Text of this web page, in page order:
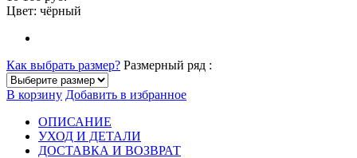
Цвет: чёрный
Как выбрать размер? Размерный ряд :
В корзину Добавить в избранное
ОПИСАНИЕ
УХОД И ДЕТАЛИ
ДОСТАВКА И ВОЗВРАТ